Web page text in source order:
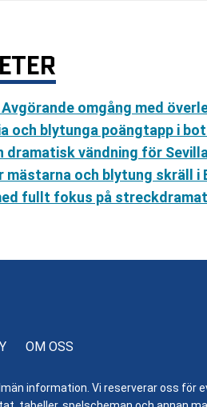
Avgörande omgång med
och blytunga poängtapp i
dramatisk vändning för
mästarna och blytung skräll i
fullt fokus på
OM OSS
information. Vi reserverar oss